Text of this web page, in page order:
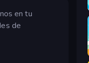
en tu
de